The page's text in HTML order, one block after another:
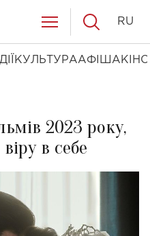
КУЛЬТУРААФІША КІНО
RU
2023 року,
в себе